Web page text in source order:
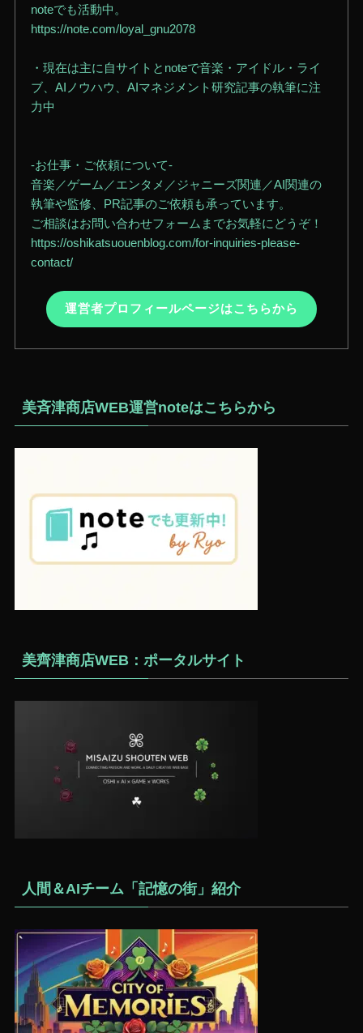
noteでも活動中。
https://note.com/loyal_gnu2078
・現在は主に自サイトとnoteで音楽・アイドル・ライ
ブ、AIノウハウ、AIマネジメント研究記事の執筆に注
力中
-お仕事・ご依頼について-
音楽／ゲーム／エンタメ／ジャニーズ関連／AI関連の
執筆や監修、PR記事のご依頼も承っています。
ご相談はお問い合わせフォームまでお気軽にどうぞ！
https://oshikatsuouenblog.com/for-inquiries-please-
contact/
運営者プロフィールページはこちらから
美斉津商店WEB運営noteはこちらから
美齊津商店WEB：ポータルサイト
人間＆AIチーム「記憶の街」紹介